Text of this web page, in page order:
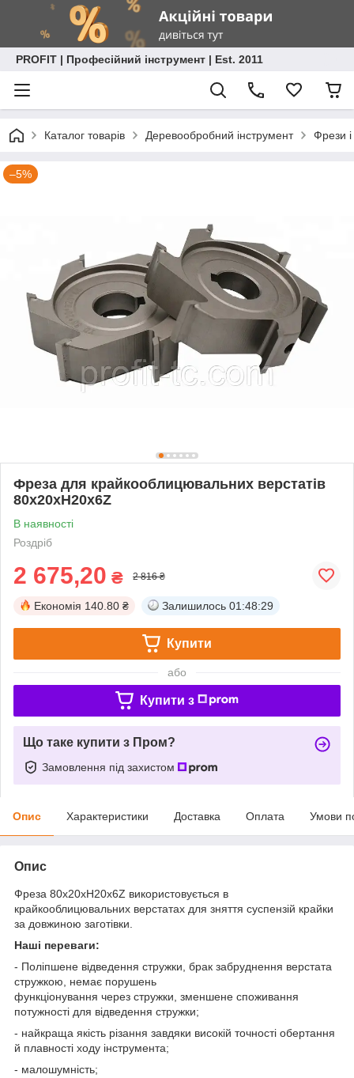
PROFIT | Професійний інструмент | Est. 2011
Каталог товарів Деревообробний інструмент Фрези
–5%
Фреза для крайкооблицювальних верстатів
80х20хH20х6Z
В наявності
Роздріб
2 675,20 ₴ 2 816 ₴
Економія 140.80 ₴ Залишилось 01:48:28
Купити
або
Купити з
Що таке купити з Пром?
Замовлення під захистом
Опис Характеристики Доставка Оплата Умови
Опис
Фреза 80х20хH20х6Z використовується в
крайкооблицювальних верстатах для зняття суспензій крайки
за довжиною заготівки.
Наші переваги:
- Поліпшене відведення стружки, брак забруднення верстата
стружкою, немає порушень
функціонування через стружки, зменшене споживання
потужності для відведення стружки;
- найкраща якість різання завдяки високій точності обертання
й плавності ходу інструмента;
- малошумність;